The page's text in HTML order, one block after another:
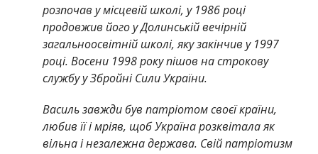
розпочав у місцевій школі, у 1986 році
продовжив його у Долинській вечірній
загальноосвітній школі, яку закінчив у 1997
році. Восени 1998 року пішов на строкову
службу у Збройні Сили України.
Василь завжди був патріотом своєї країни,
любив її і мріяв, щоб Україна розквітала як
вільна і незалежна держава. Свій патріотизм